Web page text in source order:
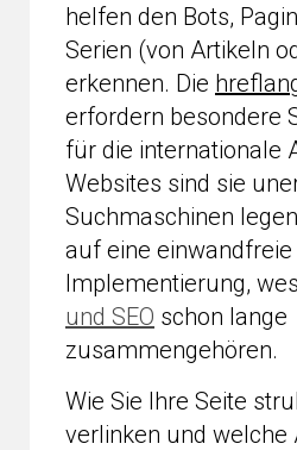
helfen den Bots,
Serien (von Artikeln
erkennen. Die
erfordern besondere
für die internationale
Websites sind sie
Suchmaschinen
auf eine einwandfreie
Implementierung,
und SEO schon lange
zusammengehören.
Wie Sie Ihre Seite
verlinken und welche